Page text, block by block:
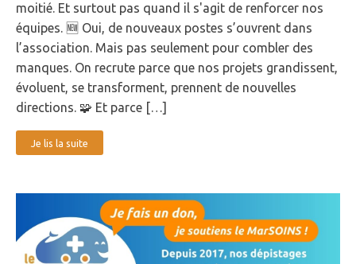
moitié. Et surtout pas quand il s'agit de renforcer nos
équipes. 🆕 Oui, de nouveaux postes s’ouvrent dans
l’association. Mais pas seulement pour combler des
manques. On recrute parce que nos projets grandissent,
évoluent, se transforment, prennent de nouvelles
directions. 🧩 Et parce […]
Je lis la suite